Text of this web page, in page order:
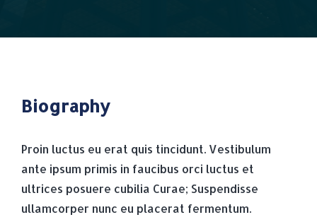
Biography
Proin luctus eu erat quis tincidunt. Vestibulum
ante ipsum primis in faucibus orci luctus et
ultrices posuere cubilia Curae; Suspendisse
ullamcorper nunc eu placerat fermentum.